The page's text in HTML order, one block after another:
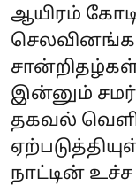
ஆயிரம்
சான்றிதழ்கள்
இன்னும்
தகவல்
நாட்டின்